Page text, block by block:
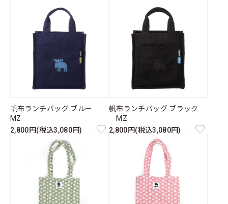
帆布ランチバッグ ブルー
MZ
2,800円(税込3,080円)
帆布ランチバッグ ブラック
MZ
2,800円(税込3,080円)